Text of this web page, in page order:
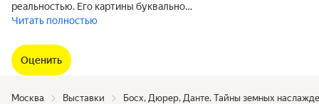
реальностью. Его картины буквально…
Читать полностью
Оценить
Москва Выставки Босх, Дюрер, Данте. Тайны земных